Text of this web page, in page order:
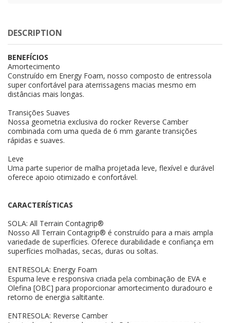
DESCRIPTION
BENEFÍCIOS
Amortecimento
Construído em Energy Foam, nosso composto de entressola
super confortável para aterrissagens macias mesmo em
distâncias mais longas.
Transições Suaves
Nossa geometria exclusiva do rocker Reverse Camber
combinada com uma queda de 6 mm garante transições
rápidas e suaves.
Leve
Uma parte superior de malha projetada leve, flexível e durável
oferece apoio otimizado e confortável.
CARACTERÍSTICAS
SOLA: All Terrain Contagrip®
Nosso All Terrain Contagrip® é construído para a mais ampla
variedade de superfícies. Oferece durabilidade e confiança em
superfícies molhadas, secas, duras ou soltas.
ENTRESOLA: Energy Foam
Espuma leve e responsiva criada pela combinação de EVA e
Olefina [OBC] para proporcionar amortecimento duradouro e
retorno de energia saltitante.
ENTRESOLA: Reverse Camber